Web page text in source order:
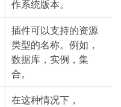
作系统版本。
插件可以支持的资源
类型的名称。例如，
数据库，实例，集
合。
在这种情况下，